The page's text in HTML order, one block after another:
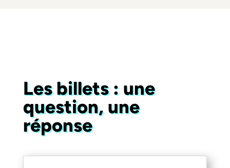
Les billets : une
question, une
réponse